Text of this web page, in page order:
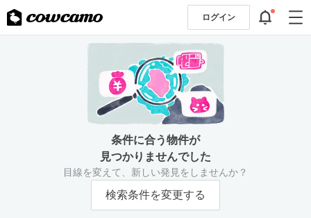
ログイン
条件に合う物件が
見つかりませんでした
目線を変えて、新しい発見をしませんか？
検索条件を変更する